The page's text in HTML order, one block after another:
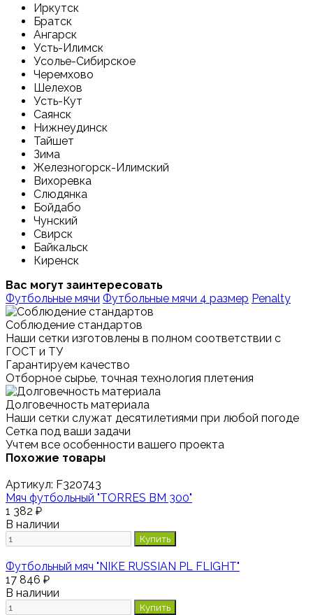
Иркутск
Братск
Ангарск
Усть-Илимск
Усолье-Сибирское
Черемхово
Шелехов
Усть-Кут
Саянск
Нижнеудинск
Тайшет
Зима
Железногорск-Илимский
Вихоревка
Слюдянка
Бойдабо
Чунский
Свирск
Байкальск
Киренск
Вас могут заинтересовать
Футбольные мячи Футбольные мячи 4 размер Penalty
Соблюдение стандартов
Наши сетки изготовлены в полном соответствии с
ГОСТ и ТУ
Гарантируем качество
Отборное сырье, точная технология плетения
Долговечность материала
Наши сетки служат десятилетиями при любой погоде
Сетка под ваши задачи
Учтем все особенности вашего проекта
Похожие товары
Артикул: F320743
Мяч футбольный "TORRES BM 300"
1 382 ₽
В наличии
Купить
Футбольный мяч "NIKE RUSSIAN PL FLIGHT"
17 846 ₽
В наличии
Купить